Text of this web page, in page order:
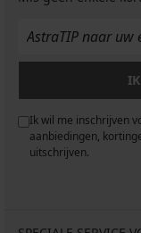
Ik wil me inschrijven
aanbiedingen,
uitschrijven.